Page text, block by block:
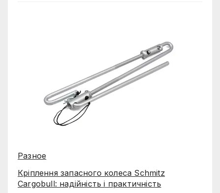
Разное
Кріплення запасного колеса Schmitz
Cargobull: надійність і практичність